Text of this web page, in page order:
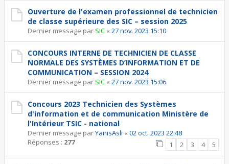
Ouverture de l'examen professionnel de technicien
de classe supérieure des SIC – session 2025
Dernier message par SIC « 27 nov. 2023 15:10
CONCOURS INTERNE DE TECHNICIEN DE CLASSE
NORMALE DES SYSTÈMES D’INFORMATION ET DE
COMMUNICATION – SESSION 2024
Dernier message par SIC « 27 nov. 2023 15:06
Concours 2023 Technicien des Systèmes
d'information et de communication Ministère de
l'Intérieur TSIC - national
Dernier message parYanisAsli « 02 oct. 2023 22:48
Réponses : 277 1 2 3 4 5